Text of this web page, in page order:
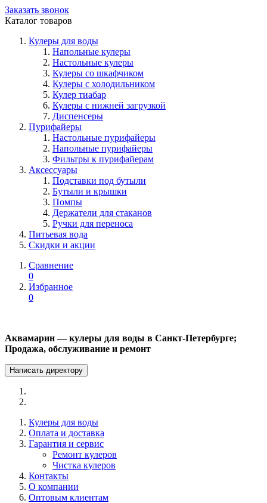
Заказать звонок
Каталог товаров
Кулеры для воды
Напольные кулеры
Настольные кулеры
Кулеры со шкафчиком
Кулеры с холодильником
Кулер тиабар
Кулеры с нижней загрузкой
Диспенсеры
Пурифайеры
Настольные пурифайеры
Напольные пурифайеры
Фильтры к пурифайерам
Аксессуары
Подставки под бутыли
Бутыли и крышки
Помпы
Держатели для стаканов
Ручки для переноса
Питьевая вода
Скидки и акции
Сравнение
0
Избранное
0
Аквамарин — кулеры для воды в Санкт-Петербурге;
Продажа, обслуживание и ремонт
Написать директору
Кулеры для воды
Оплата и доставка
Гарантия и сервис
Ремонт кулеров
Чистка кулеров
Контакты
О компании
Оптовым клиентам